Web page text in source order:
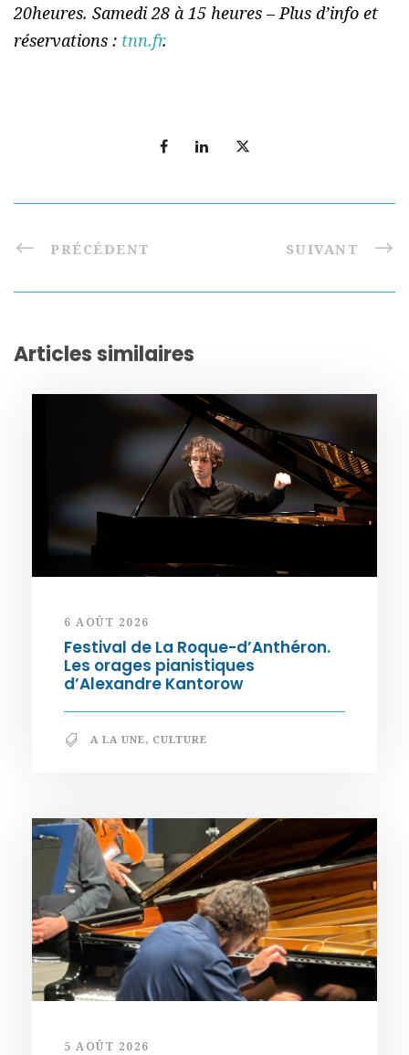
20heures. Samedi 28 à 15 heures – Plus d’info et
réservations : tnn.fr.
PRÉCÉDENT SUIVANT
Articles similaires
6 AOÛT 2026
Festival de La Roque-d’Anthéron.
Les orages pianistiques
d’Alexandre Kantorow
A LA UNE, CULTURE
5 AOÛT 2026